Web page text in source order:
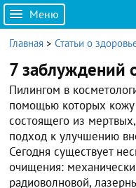
Меню
Главная >Статьи о
7 заблуждений
Пилингом в
помощью которых кожу
состоящего из
подход к улучшению
Сегодня существует
очищения:
радиоволновой,